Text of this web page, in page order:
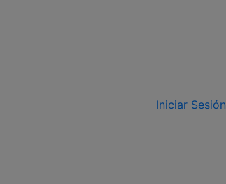
Iniciar Sesión